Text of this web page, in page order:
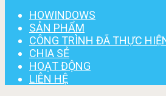
HOWINDOWS
SẢN PHẨM
CÔNG TRÌNH ĐÃ THỰC
CHIA SẺ
HOẠT ĐỘNG
LIÊN HỆ